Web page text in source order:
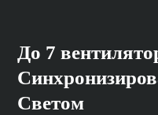
До 7
Светом